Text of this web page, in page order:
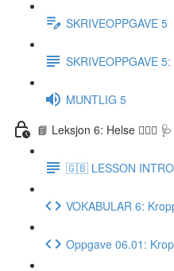
SKRIVEOPPGAVE 5
SKRIVEOPPGAVE
MUNTLIG 5
📘 Leksjon 6: Helse 🏃🏻‍♀️ 🩺
🇬🇧 LESSON
VOKABULAR 6:
Oppgave 06.01: